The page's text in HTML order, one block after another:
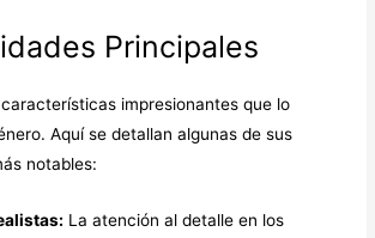
Principales
impresionantes que lo
Aquí se detallan algunas de sus
notables:
La atención al detalle en los